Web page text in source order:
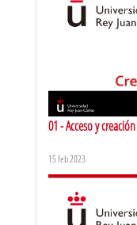
01 - Acceso y
15 feb 2023